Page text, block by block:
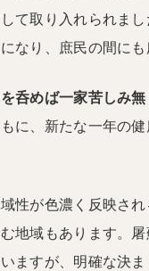
て取り入れられま
なり、庶民の間にも
を呑めば一家苦しみ
に、新たな一年の
性が色濃く反映さ
地域もあります。
ますが、明確な決ま